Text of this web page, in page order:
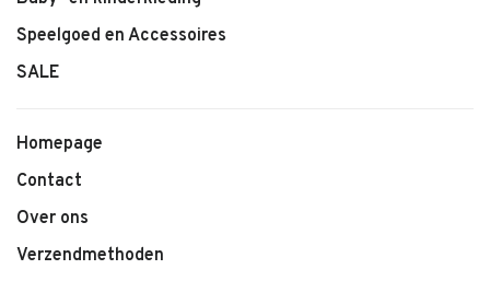
Speelgoed en Accessoires
SALE
Homepage
Contact
Over ons
Verzendmethoden